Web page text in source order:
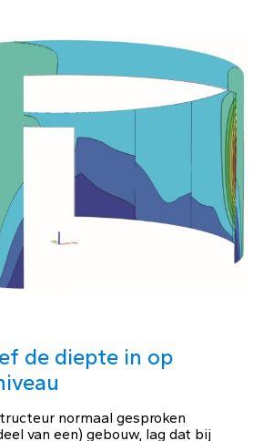
de diepte in op
normaal gesproken
van een) gebouw, lag dat bij